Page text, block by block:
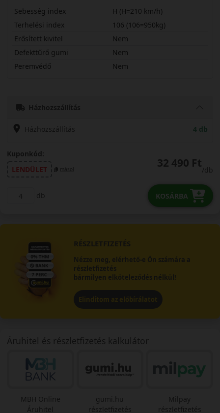
Sebesség index
H (H=210 km/h)
Terhelési index
106 (106=950kg)
Erősített kivitel
Nem
Defekttűrő gumi
Nem
Peremvédő
Nem
Házhozszállítás
Házhozszállítás 4 db
Kuponkód:
LENDÜLET
másol 32 490 Ft
/db
db KOSÁRBA
RÉSZLETFIZETÉS
Nézze meg, elérhető-e Ön számára a
részletfizetés
bármilyen elköteleződés nélkül!
Elindítom az előbírálatot
Áruhitel és részletfizetés kalkulátor
MBH Online
Áruhitel
gumi.hu
részletfizetés
Milpay
részletfizetés